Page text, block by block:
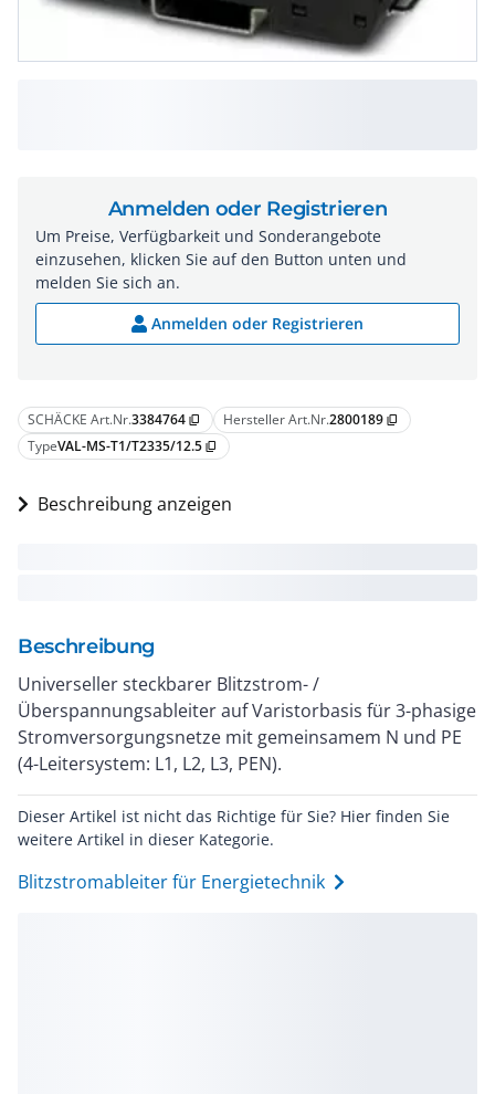
SCHÄCKE Art.Nr.3384764 content_copy Hersteller Art.Nr.2800189 content_copy
TypeVAL-MS-T1/T2335/12.5 content_copy
Beschreibung anzeigen
Beschreibung
Universeller steckbarer Blitzstrom- /
Überspannungsableiter auf Varistorbasis für 3-phasige
Stromversorgungsnetze mit gemeinsamem N und PE
(4-Leitersystem: L1, L2, L3, PEN).
Dieser Artikel ist nicht das Richtige für Sie? Hier finden Sie
weitere Artikel in dieser Kategorie.
Blitzstromableiter für Energietechnik
Anmelden oder Registrieren
Um Preise, Verfügbarkeit und Sonderangebote
einzusehen, klicken Sie auf den Button unten und
melden Sie sich an.
Anmelden oder Registrieren